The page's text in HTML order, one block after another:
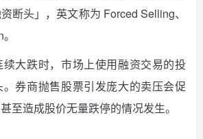
断头」，英文称为 Forced Selling、
大跌时，市场上使用融资交易的投
券商抛售股票引发庞大的卖压会促
至造成股价无量跌停的情况发生。